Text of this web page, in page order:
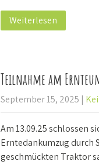
Weiterlesen
Teilnahme am
September 15, 2025 |
Am 13.09.25 schlossen
Erntedankumzug durch
geschmückten Traktor